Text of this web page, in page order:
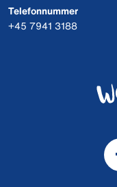
Telefonnummer
+45 7941 3188